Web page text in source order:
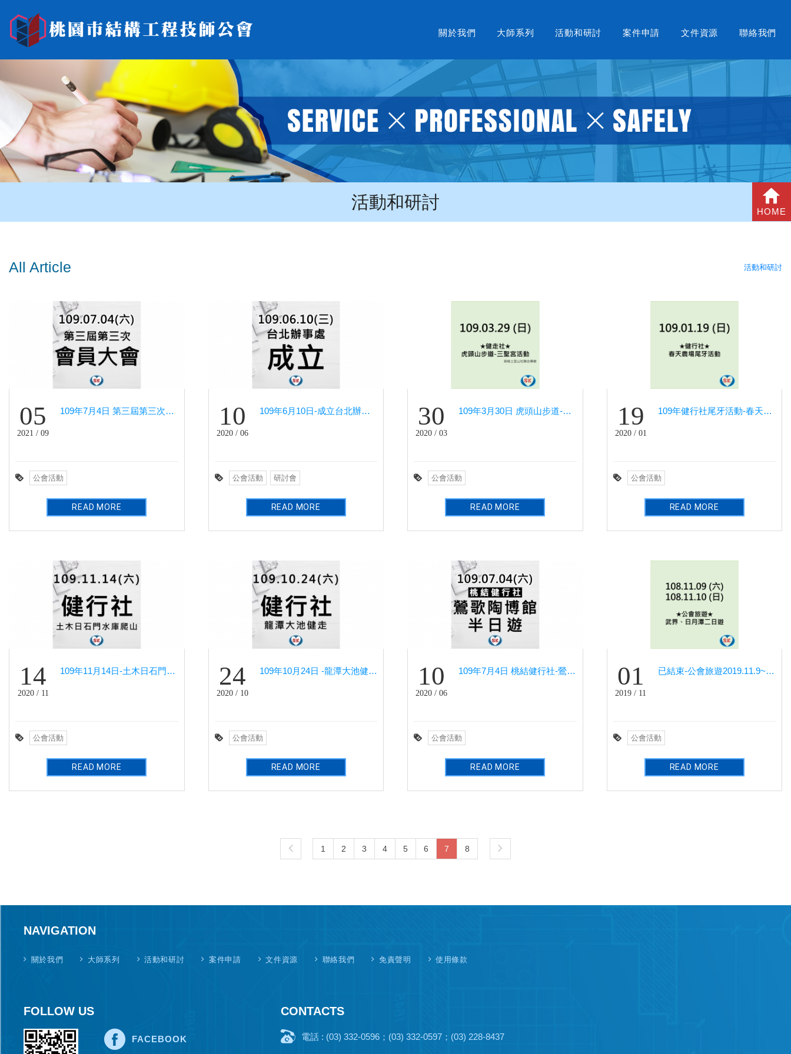
關於我們 大師系列 活動和研討 案件申請 文件資源 聯絡我們
活動和研討 HOME
活動和研討
All Article
05
2021 / 09
109年7月4日 第三屆第三次會員大會－住都大飯店
公會活動
READ MORE
10
2020 / 06
109年6月10日-成立台北辦事處
公會活動 研討會
READ MORE
30
2020 / 03
109年3月30日 虎頭山步道-三聖宮活動
公會活動
READ MORE
19
2020 / 01
109年健行社尾牙活動-春天農場
公會活動
READ MORE
14
2020 / 11
109年11月14日-土木日石門水庫爬山(健行社)
公會活動
READ MORE
24
2020 / 10
109年10月24日 -龍潭大池健走 (健行社)
公會活動
READ MORE
10
2020 / 06
109年7月4日 桃結健行社-鶯歌陶瓷博物館、TINA廚房
公會活動
READ MORE
01
2019 / 11
已結束-公會旅遊2019.11.9~11.10「武界、日月潭二日遊」
公會活動
READ MORE
1 2 3 4 5 6 7 8
NAVIGATION
關於我們 大師系列 活動和研討 案件申請 文件資源 聯絡我們 免責聲明 使用條款
FOLLOW US
FACEBOOK
CONTACTS
電話 : (03) 332-0596；(03) 332-0597；(03) 228-8437